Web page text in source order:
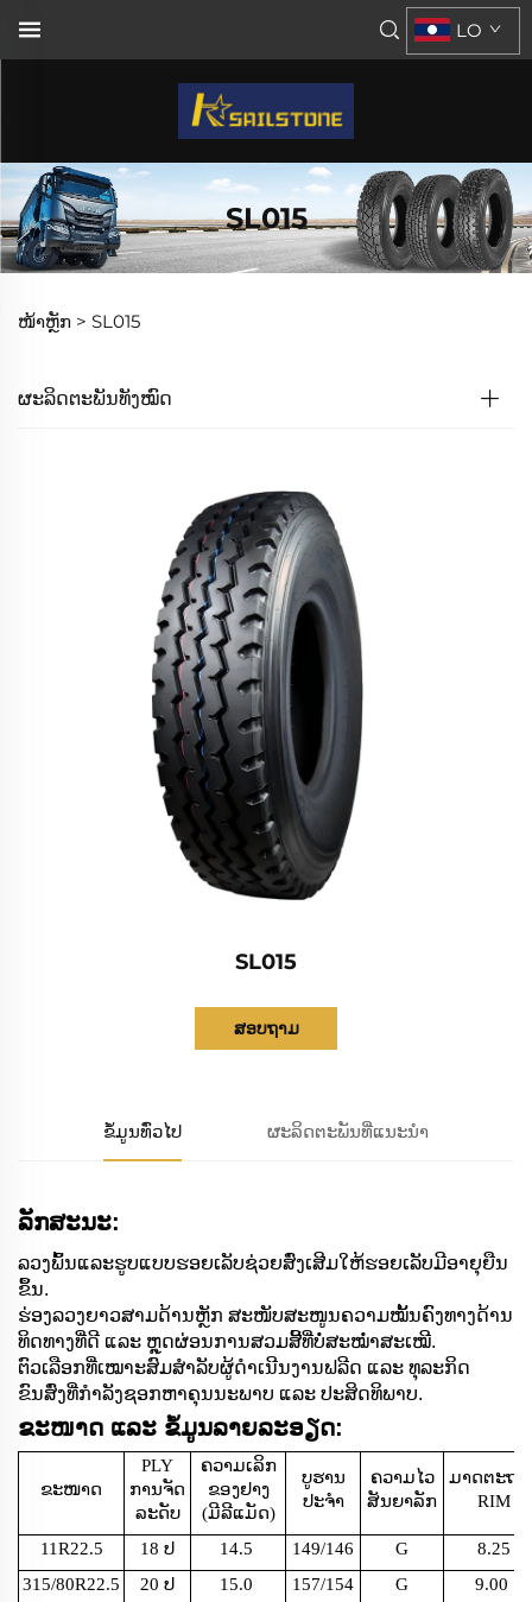
LO
SL015
ໜ້າຫຼັກ > SL015
ຜະລິດຕະພັນທັງໝົດ
SL015
ສອບຖາມ
ຂໍ້ມູນທົ່ວໄປ ຜະລິດຕະພັນທີ່ແນະນຳ
ລັກສະນະ:
ລວງພົ້ນແລະຮູບແບບຮອຍເລັບຊ່ວຍສົ່ງເສີມໃຫ້ຮອຍເລັບມີອາຍຸຍືນ
ຂຶ້ນ.
ຮ່ອງລວງຍາວສາມດ້ານຫຼັກ ສະໜັບສະໜູນຄວາມໝັ້ນຄົງທາງດ້ານ
ທິດທາງທີ່ດີ ແລະ ຫຼຸດຜ່ອນການສວມສີ້ທີ່ບໍ່ສະໝໍ່າສະເໝີ.
ຕົວເລືອກທີ່ເໝາະສົມສຳລັບຜູ້ດຳເນີນງານຟລີດ ແລະ ທຸລະກິດ
ຂົນສົ່ງທີ່ກໍາລັງຊອກຫາຄຸນນະພາບ ແລະ ປະສິດທິພາບ.
ຂະໜາດ ແລະ ຂໍ້ມູນລາຍລະອຽດ:
ຂະໜາດ
PLY
ການຈັດ
ລະດັບ
ຄວາມເລິກ
ຂອງຢາງ
(ມີລີແມັດ)
ບູຮານ
ປະຈຳ
ຄວາມໄວ
ສັນຍາລັກ
ມາດຕະຖາ
RIM
11R22.5 18 ປ 14.5 149/146 G
8.25
315/80R22.5
20 ປ 15.0 157/154 G 9.00